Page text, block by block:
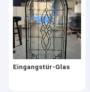
Türscheibe-
Kabinett-
Dekorativer
Eingangstür-Glas